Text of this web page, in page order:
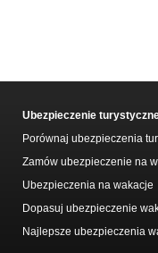
Ubezpieczenie
Porównaj ubezpieczenia
Zamów ubezpieczenie na
Ubezpieczenia na wakacje
Dopasuj ubezpieczenie
Najlepsze ubezpieczenia